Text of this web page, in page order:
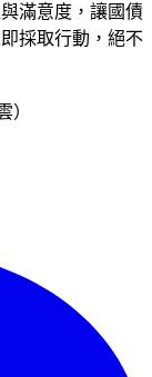
滿意度，讓國債
採取行動，絕不
）